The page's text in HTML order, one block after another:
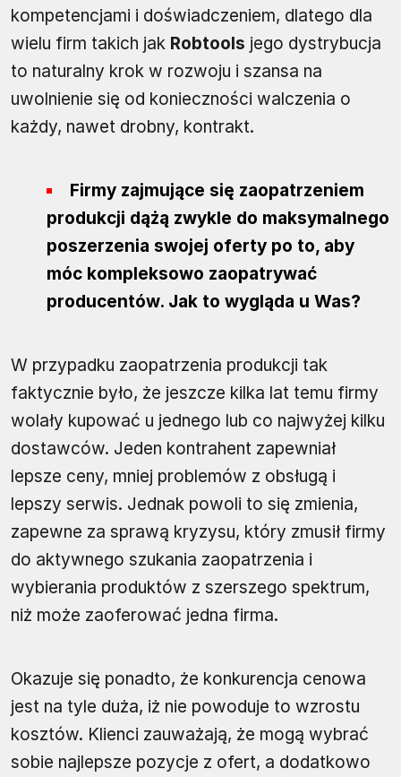
kompetencjami i doświadczeniem, dlatego dla
wielu firm takich jak Robtools jego dystrybucja
to naturalny krok w rozwoju i szansa na
uwolnienie się od konieczności walczenia o
każdy, nawet drobny, kontrakt.
Firmy zajmujące się zaopatrzeniem
produkcji dążą zwykle do maksymalnego
poszerzenia swojej oferty po to, aby
móc kompleksowo zaopatrywać
producentów. Jak to wygląda u Was?
W przypadku zaopatrzenia produkcji tak
faktycznie było, że jeszcze kilka lat temu firmy
wolały kupować u jednego lub co najwyżej kilku
dostawców. Jeden kontrahent zapewniał
lepsze ceny, mniej problemów z obsługą i
lepszy serwis. Jednak powoli to się zmienia,
zapewne za sprawą kryzysu, który zmusił firmy
do aktywnego szukania zaopatrzenia i
wybierania produktów z szerszego spektrum,
niż może zaoferować jedna firma.
Okazuje się ponadto, że konkurencja cenowa
jest na tyle duża, iż nie powoduje to wzrostu
kosztów. Klienci zauważają, że mogą wybrać
sobie najlepsze pozycje z ofert, a dodatkowo